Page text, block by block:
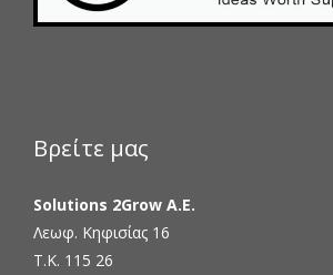
Βρείτε μας
Solutions 2Grow Α.Ε.
Λεωφ. Κηφισίας 16
Τ.Κ. 115 26